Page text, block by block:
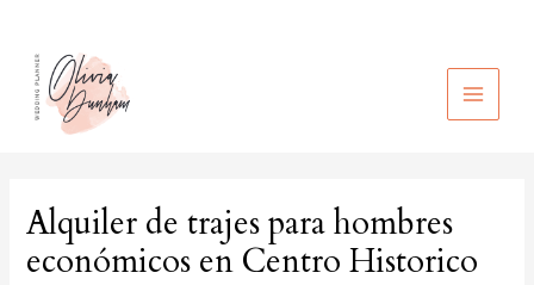
contenido
MAIN
Alquiler de trajes para hombres
económicos en Centro Historico